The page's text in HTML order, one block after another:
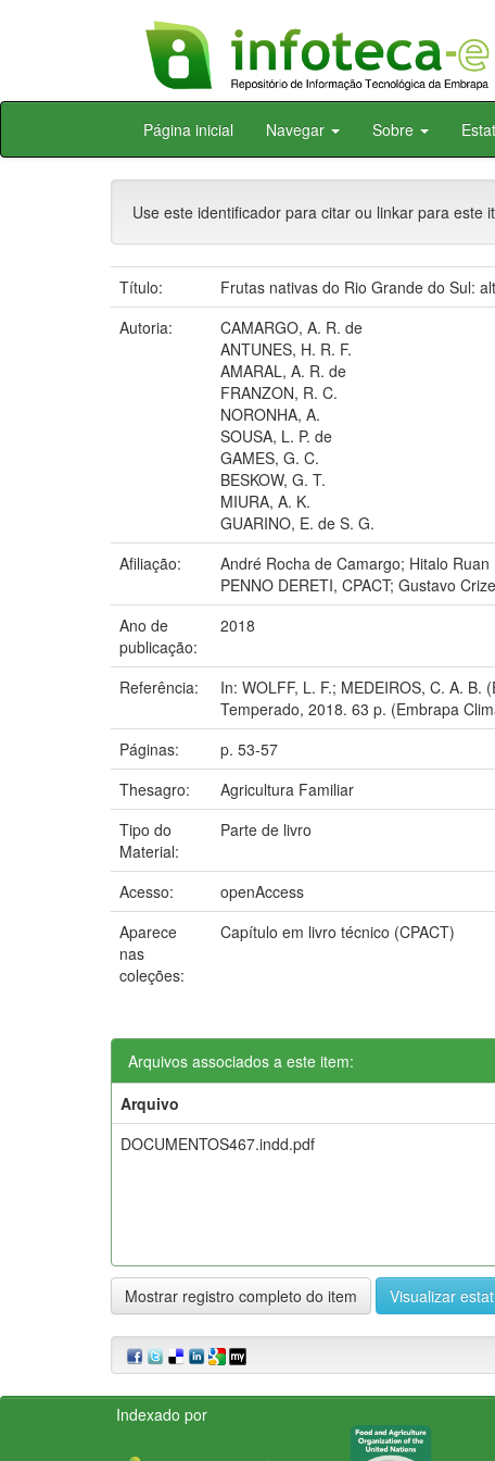
Skip
Página inicial Navegar Sobre
Use este identificador para citar ou linkar para este
Título:
Frutas nativas do Rio Grande do Sul:
Autoria:
CAMARGO, A. R. de
ANTUNES, H. R. F.
AMARAL, A. R. de
FRANZON, R. C.
NORONHA, A.
SOUSA, L. P. de
GAMES, G. C.
BESKOW, G. T.
MIURA, A. K.
GUARINO, E. de S. G.
Afiliação:
André Rocha de Camargo; Hitalo
PENNO DERETI, CPACT; Gustavo
Ano de
publicação:
2018
Referência:
In: WOLFF, L. F.; MEDEIROS, C. A.
Temperado, 2018. 63 p. (Embrapa
Páginas:
p. 53-57
Thesagro:
Agricultura Familiar
Tipo do
Material:
Parte de livro
Acesso:
openAccess
Aparece
nas
coleções:
Capítulo em livro técnico (CPACT)
Arquivos associados a este item:
Arquivo
DOCUMENTOS467.indd.pdf
Mostrar registro completo do item Visualizar
Indexado por